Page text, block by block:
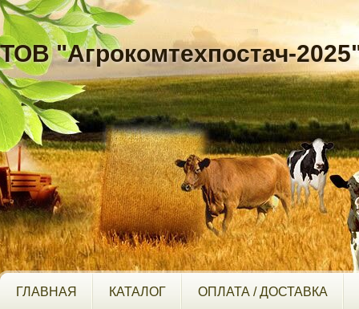
ТОВ "Агрокомтехпостач-
ГЛАВНАЯ КАТАЛОГ ОПЛАТА / ДОСТАВКА